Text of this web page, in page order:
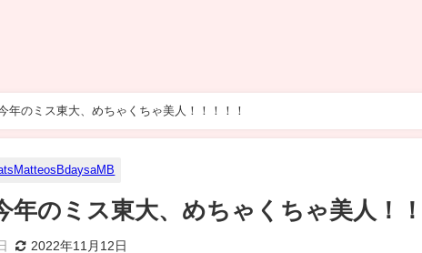
年のミス東大、めちゃくちゃ美人！！！！！
年のミス東大、めちゃくちゃ美人！！
2022年11月12日